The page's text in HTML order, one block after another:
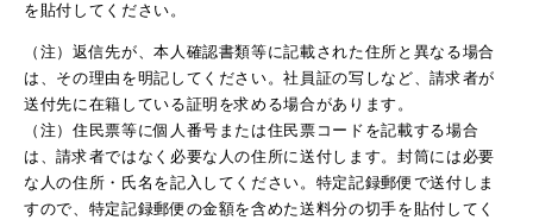
を貼付してください。
（注）返信先が、本人確認書類等に記載された住所と異なる場合
は、その理由を明記してください。社員証の写しなど、請求者が
送付先に在籍している証明を求める場合があります。
（注）住民票等に個人番号または住民票コードを記載する場合
は、請求者ではなく必要な人の住所に送付します。封筒には必要
な人の住所・氏名を記入してください。特定記録郵便で送付しま
すので、特定記録郵便の金額を含めた送料分の切手を貼付してく